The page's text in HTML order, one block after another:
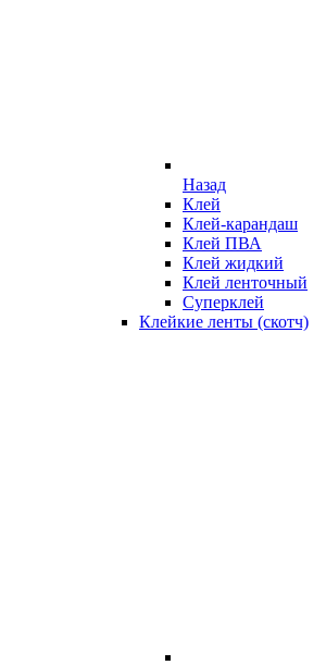
Назад
Клей
Клей-карандаш
Клей ПВА
Клей жидкий
Клей ленточный
Суперклей
Клейкие ленты (скотч)